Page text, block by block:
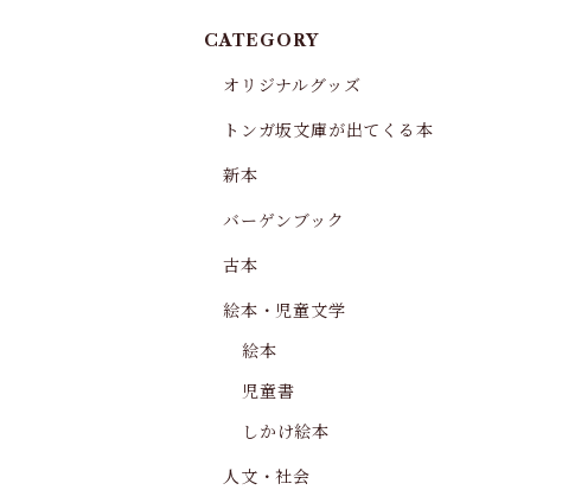
CATEGORY
オリジナルグッズ
トンガ坂文庫が出てくる本
新本
バーゲンブック
古本
絵本・児童文学
絵本
児童書
しかけ絵本
人文・社会